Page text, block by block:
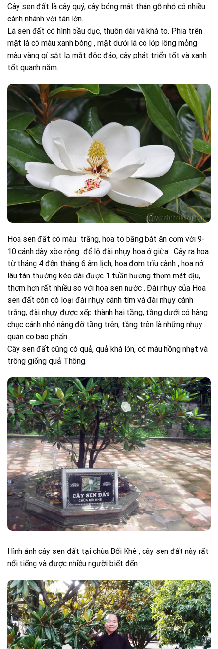
Cây sen đất là cây quý, cây bóng mát thân gỗ nhỏ có nhiều
cánh nhánh với tán lớn.
Lá sen đất có hình bầu dục, thuôn dài và khá to. Phía trên
mặt lá có màu xanh bóng , mặt dưới lá có lớp lông mỏng
màu vàng gỉ sắt lạ mắt độc đáo, cây phát triển tốt và xanh
tốt quanh năm.
Hoa sen đất có màu trắng, hoa to bằng bát ăn cơm với 9-
10 cánh dày xòe rộng để lộ đài nhụy hoa ở giữa . Cây ra hoa
từ tháng 4 đến tháng 6 âm lịch, hoa đơm trĩu cành , hoa nở
lâu tàn thường kéo dài được 1 tuần hương thơm mát dịu,
thơm hơn rất nhiều so với hoa sen nước . Đài nhụy của Hoa
sen đất còn có loại đài nhụy cánh tím và đài nhụy cánh
trắng, đài nhụy được xếp thành hai tầng, tầng dưới có hàng
chục cánh nhỏ nâng đỡ tầng trên, tầng trên là những nhụy
quăn có bao phấn
Cây sen đất cũng có quả, quả khá lớn, có màu hồng nhạt và
trông giống quả Thông.
Hình ảnh cây sen đất tại chùa Bối Khê , cây sen đất này rất
nổi tiếng và được nhiều người biết đến